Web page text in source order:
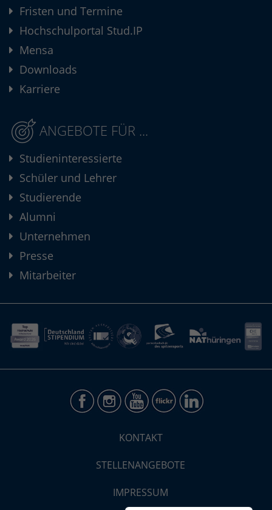
Fristen und Termine
Hochschulportal Stud.IP
Mensa
Downloads
Karriere
ANGEBOTE FÜR ...
Studieninteressierte
Schüler und Lehrer
Studierende
Alumni
Unternehmen
Presse
Mitarbeiter
KONTAKT
STELLENANGEBOTE
IMPRESSUM